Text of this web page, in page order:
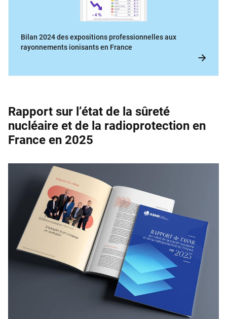
Bilan 2024 des expositions professionnelles aux
rayonnements ionisants en France
Rapport sur l’état de la sûreté
nucléaire et de la ­radioprotection en
France en 2025